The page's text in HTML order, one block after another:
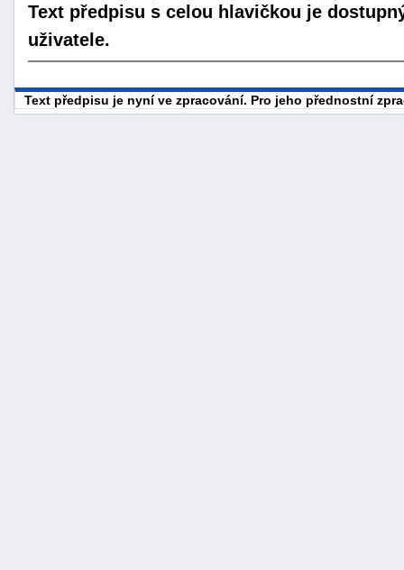
Text předpisu s celou hlavičkou je
uživatele.
Text předpisu je nyní ve zpracování. Pro jeho přednostní